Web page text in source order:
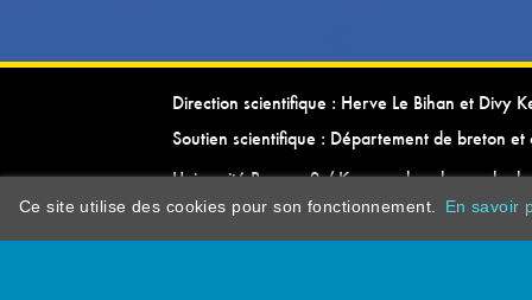
Direction scientifique : Herve Le Bihan et Divy
Soutien scientifique : Département de breton et
Université Rennes 2 / Kevrenn brezhoneg ha
Ce site utilise des cookies pour son fonctionnement. En savoir